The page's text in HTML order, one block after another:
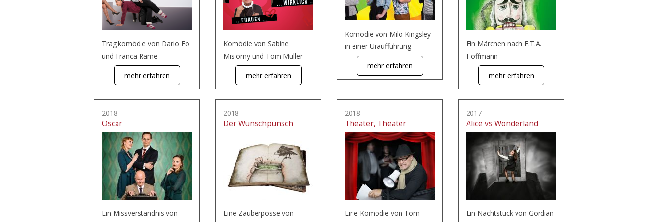
Tragikomödie von Dario Fo
und Franca Rame
mehr erfahren
Komödie von Sabine
Misiorny und Tom Müller
mehr erfahren
Komödie von Milo Kingsley
in einer Uraufführung
mehr erfahren
Ein Märchen nach E.T.A.
Hoffmann
mehr erfahren
2018
Oscar
Ein Missverständnis von
2018
Der Wunschpunsch
Eine Zauberposse von
2018
Theater, Theater
Eine Komödie von Tom
2017
Alice vs Wonderland
Ein Nachtstück von Gordian